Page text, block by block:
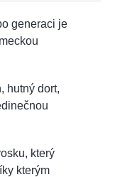
generaci je
hutný dort,
který
kterým